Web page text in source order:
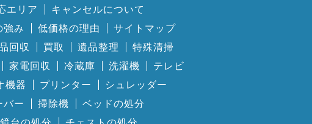
エリア
キャンセルについて
強み 低価格の理由
サイトマップ
回収 買取 遺品整理
特殊清掃
家電回収 冷蔵庫 洗濯機
テレビ
機器 プリンター
シュレッダー
バー 掃除機
ベッドの処分